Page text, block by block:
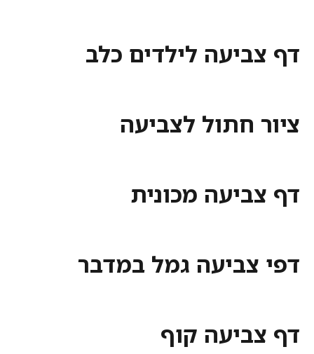
דף צביעה לילדים כלב
ציור חתול לצביעה
דף צביעה מכונית
דפי צביעה גמל במדבר
דף צביעה קוף